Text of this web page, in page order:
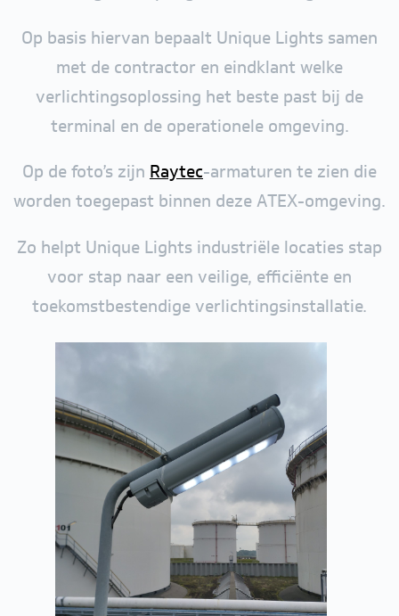
Op basis hiervan bepaalt Unique Lights samen
met de contractor en eindklant welke
verlichtingsoplossing het beste past bij de
terminal en de operationele omgeving.
Op de foto’s zijn Raytec-armaturen te zien die
worden toegepast binnen deze ATEX-omgeving.
Zo helpt Unique Lights industriële locaties stap
voor stap naar een veilige, efficiënte en
toekomstbestendige verlichtingsinstallatie.